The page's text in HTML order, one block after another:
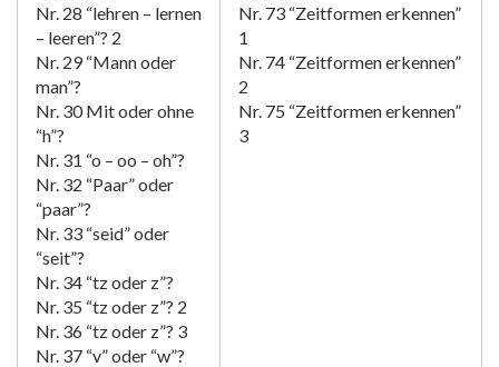
Nr. 28 “lehren – lernen
– leeren”? 2
Nr. 29 “Mann oder
man”?
Nr. 30 Mit oder ohne
“h”?
Nr. 31 “o – oo – oh”?
Nr. 32 “Paar” oder
“paar”?
Nr. 33 “seid” oder
“seit”?
Nr. 34 “tz oder z”?
Nr. 35 “tz oder z”? 2
Nr. 36 “tz oder z”? 3
Nr. 37 “v” oder “w”?
Nr. 73 “Zeitformen erkennen”
1
Nr. 74 “Zeitformen erkennen”
2
Nr. 75 “Zeitformen erkennen”
3